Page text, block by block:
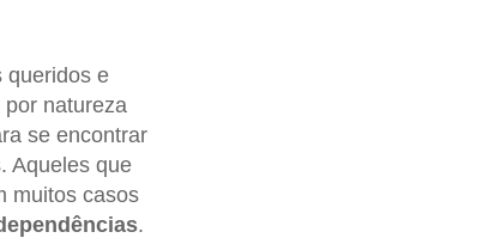
queridos e
natureza
se encontrar
Aqueles que
muitos casos
.